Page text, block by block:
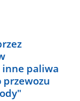
inne paliwa